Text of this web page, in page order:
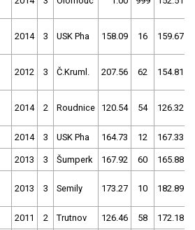
2014 3 USK Pha 158.09 16 159.67
2012 3 Č.Kruml. 207.56 62 154.81
2014 2 Roudnice 120.54 54 126.32
2014 3 USK Pha 164.73 12 167.33
2013 3 Šumperk 167.92 60 165.88
2013 3 Semily 173.27 10 182.89
2011 2 Trutnov 126.46 58 172.18